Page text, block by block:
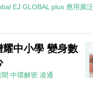
EJ GLOBAL plus 應用廣泛
中小學 變身數
中環解密 凌通